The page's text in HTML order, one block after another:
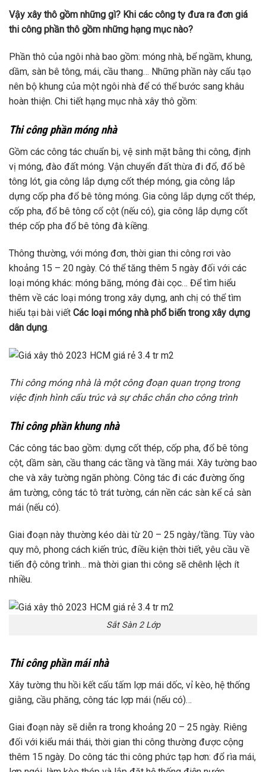
Vậy xây thô gồm những gì? Khi các công ty đưa ra đơn giá
thi công phần thô gồm những hạng mục nào?
Phần thô của ngôi nhà bao gồm: móng nhà, bể ngầm, khung,
dầm, sàn bê tông, mái, cầu thang… Những phần này cấu tạo
nên bộ khung của một ngôi nhà để có thể bước sang khâu
hoàn thiện. Chi tiết hạng mục nhà xây thô gồm:
Thi công phần móng nhà
Gồm các công tác chuẩn bị, vệ sinh mặt bằng thi công, định
vị móng, đào đất móng. Vận chuyển đất thừa đi đổ, đổ bê
tông lót, gia công lắp dựng cốt thép móng, gia công lắp
dựng cốp pha đổ bê tông móng. Gia công lắp dựng cốt thép,
cốp pha, đổ bê tông cổ cột (nếu có), gia công lắp dựng cốt
thép cốp pha đổ bê tông đà kiềng.
Thông thường, với móng đơn, thời gian thi công rơi vào
khoảng 15 – 20 ngày. Có thể tăng thêm 5 ngày đối với các
loại móng khác: móng băng, móng đài cọc… Để tìm hiểu
thêm về các loại móng trong xây dựng, anh chị có thể tìm
hiểu tại bài viết Các loại móng nhà phổ biến trong xây dựng
dân dụng.
Thi công móng nhà là một công đoạn quan trọng trong
việc định hình cấu trúc và sự chắc chắn cho công trình
Thi công phần khung nhà
Các công tác bao gồm: dựng cốt thép, cốp pha, đổ bê tông
cột, dầm sàn, cầu thang các tầng và tầng mái. Xây tường bao
che và xây tường ngăn phòng. Công tác đi các đường ống
âm tường, công tác tô trát tường, cán nền các sàn kể cả sàn
mái (nếu có).
Giai đoạn này thường kéo dài từ 20 – 25 ngày/tầng. Tùy vào
quy mô, phong cách kiến trúc, điều kiện thời tiết, yêu cầu về
tiến độ công trình… mà thời gian thi công sẽ chênh lệch ít
nhiều.
Sắt Sàn 2 Lớp
Thi công phần mái nhà
Xây tường thu hồi kết cấu tấm lợp mái dốc, vỉ kèo, hệ thống
giằng, cầu phăng, công tác lợp mái (nếu có)…
Giai đoạn này sẽ diễn ra trong khoảng 20 – 25 ngày. Riêng
đối với kiểu mái thái, thời gian thi công thường được cộng
thêm 15 ngày. Do công tác thi công phức tạp hơn: đổ rìa mái,